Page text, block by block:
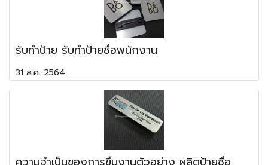
รับทำป้าย รับทำป้ายชื่อพนักงาน
31 ส.ค. 2564